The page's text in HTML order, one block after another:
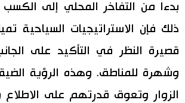
بدءا من التفاخر المحلي إلى الكسب
ذلك فإن الاستراتيجيات السياحية
قصيرة النظر في التأكيد على
وشهرة للمناطق. وهذه الرؤية
الزوار وتعوق قدرتهم على